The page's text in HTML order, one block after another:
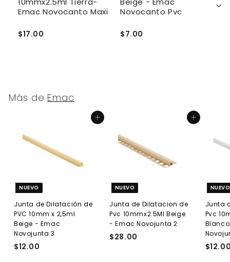
Emac Novocanto Maxi
$17.00
Novocanto Pvc
$7.00
Más de Emac
Agregar al carrito
NUEVO
Junta de Dilatación de
PVC 10mm x 2,5ml
Beige - Emac
Novojunta 3
$12.00
Agregar al carrito
NUEVO
Junta de Dilatacion de
Pvc 10mmx2.5Ml Beige
- Emac Novojunta 2
$28.00
NUEVO
Junta
Pvc